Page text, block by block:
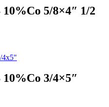
5/8×4″ 1/2
3/4×5″